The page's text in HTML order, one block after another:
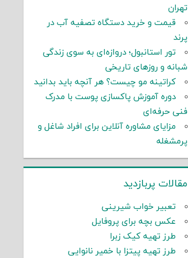
تهران
قیمت و خرید دستگاه تصفیه آب در
پرند
تور استانبول؛ دروازه‌ای به سوی زندگی
شبانه و روزهای تاریخی
کراتینه مو چیست؟ هر آنچه باید بدانید
دوره آموزش پاکسازی پوست با مدرک
فنی حرفه‌ای
مزایای مشاوره آنلاین برای افراد شاغل و
پرمشغله
مقالات پربازدید
تعبیر خواب شیرینی
عکس بچه برای پروفایل
طرز تهیه کیک زبرا
طرز تهیه پیتزا با خمیر نانوایی